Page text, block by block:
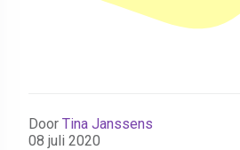
Door Tina Janssens
08 juli 2020